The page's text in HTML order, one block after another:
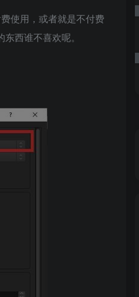
使用，或者就是不付费
西谁不喜欢呢。